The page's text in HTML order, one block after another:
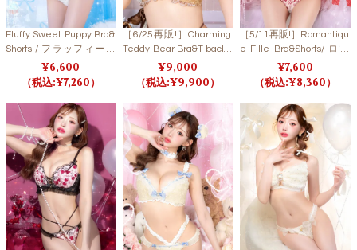
Fluffy Sweet Puppy Bra&
Shorts / フラッフィース
ウィートパピーブラ＆シ
ョーツ 【LB5500】
6,600
7,260
［6/25再販!］Charming
Teddy Bear Bra&T-back&
Hair clip&Gloves / チャー
ミングテディベアブラ＆
Tバック＆ヘアクリップ
＆手袋
9,000
9,900
［5/11再販!］Romantiqu
e Fille Bra&Shorts/ ロマ
ンティックフィーユブラ
＆ショーツ 【LB5500】
7,600
8,360